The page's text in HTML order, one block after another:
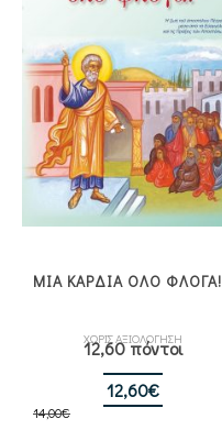
ΜΙΑ ΚΑΡΔΙΑ ΟΛΟ ΦΛΟΓΑ!
ΧΩΡΙΣ ΑΞΙΟΛΟΓΗΣΗ
12,60 πόντοι
14,00€
Original
12,60€